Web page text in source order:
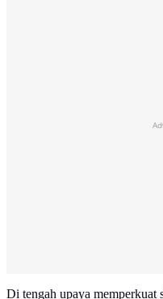
Di tengah upaya memperkuat